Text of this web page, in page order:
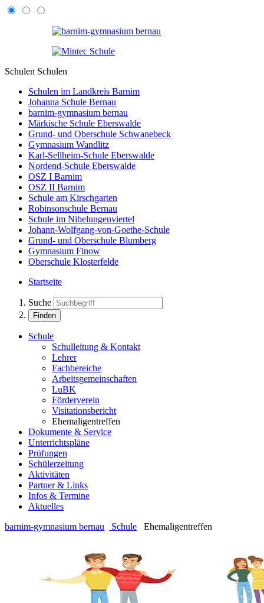
Schulen Schulen
Schulen im Landkreis Barnim
Johanna Schule Bernau
barnim-gymnasium bernau
Märkische Schule Eberswalde
Grund- und Oberschule Schwanebeck
Gymnasium Wandlitz
Karl-Sellheim-Schule Eberswalde
Nordend-Schule Eberswalde
OSZ I Barnim
OSZ II Barnim
Schule am Kirschgarten
Robinsonschule Bernau
Schule im Nibelungenviertel
Johann-Wolfgang-von-Goethe-Schule
Grund- und Oberschule Blumberg
Gymnasium Finow
Oberschule Klosterfelde
Startseite
Suche
Finden
Schule
Schulleitung & Kontakt
Lehrer
Fachbereiche
Arbeitsgemeinschaften
LuBK
Förderverein
Visitationsbericht
Ehemaligentreffen
Dokumente & Service
Unterrichtspläne
Prüfungen
Schülerzeitung
Aktivitäten
Partner & Links
Infos & Termine
Aktuelles
barnim-gymnasium bernau
Schule Ehemaligentreffen